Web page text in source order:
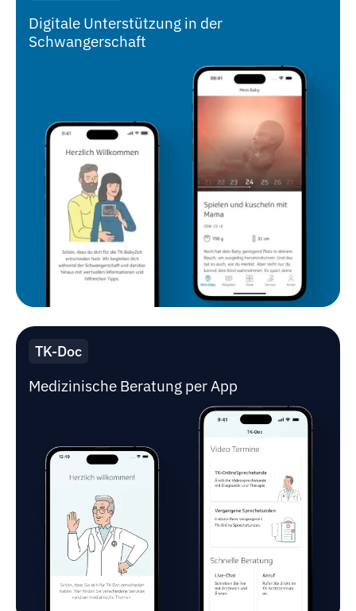
Digitale Unterstützung in der
Schwangerschaft
TK-Doc
Medizinische Beratung per App